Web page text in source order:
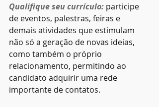
Qualifique seu currículo: participe
de eventos, palestras, feiras e
demais atividades que estimulam
não só a geração de novas ideias,
como também o próprio
relacionamento, permitindo ao
candidato adquirir uma rede
importante de contatos.